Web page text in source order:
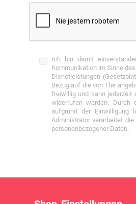
Ich bin damit
Kommunikation im Sinne
Dienstleistungen
Bezug auf die von The
freiwillig und kann jederzeit
widerrufen werden. Durch
aufgrund der Einwilligung
Administrator verarbeitet die
personenbezogener Daten.